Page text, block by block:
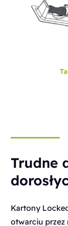
Trudne
Kartony
otwarciu przez